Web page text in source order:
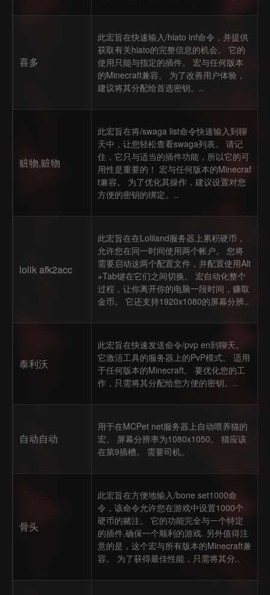
喜多
此宏旨在快速输入/hiato inf命令，并提供
获取有关hiato的完整信息的机会。 它的
使用只能与指定的插件。 宏与任何版本
的Minecraft兼容。 为了改善用户体验，
建议将其分配给首选密钥。..
赃物,赃物
此宏旨在将/swaga list命令快速输入到聊
天中，让您轻松查看swaga列表。 请记
住，它只与适当的插件功能，所以它的可
用性是重要的！ 宏与任何版本的Minecraf
t兼容。 为了优化其操作，建议设置对您
方便的密钥的绑定。..
lolik afk2acc
此宏旨在在Loliland服务器上累积硬币，
允许您在同一时间使用两个帐户。 您将
需要启动这两个配置文件，并配置使用Alt
+Tab键在它们之间切换。 宏自动化整个
过程，让你离开你的电脑一段时间，赚取
金币。 它还支持1920x1080的屏幕分辨..
泰利沃
此宏旨在快速发送命令/pvp en到聊天。
它激活工具的服务器上的PvP模式。 适用
于任何版本的Minecraft。 要优化您的工
作，只需将其分配给您方便的密钥。..
自动自动
用于在MCPet net服务器上自动喂养猫的
宏。 屏幕分辨率为1080x1050。 猫应该
在第9插槽。 需要司机。
骨头
此宏旨在方便地输入/bone set1000命
令，该命令允许您在游戏中设置1000个
硬币的赌注。 它的功能完全与一个特定
的插件,确保一个顺利的游戏. 另外值得注
意的是，这个宏与所有版本的Minecraft兼
容。 为了获得最佳性能，只需将其分..